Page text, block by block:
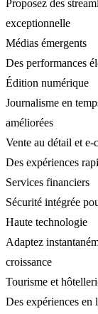
Proposez des
exceptionnelle
Médias émergents
Des performances
Édition numérique
Journalisme en
améliorées
Vente au détail et e-
Des expériences
Services financiers
Sécurité intégrée
Haute technologie
Adaptez
croissance
Tourisme et
Des expériences en